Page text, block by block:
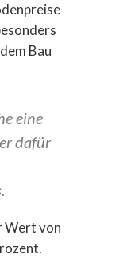
Bau
eine
dafür
Wert von